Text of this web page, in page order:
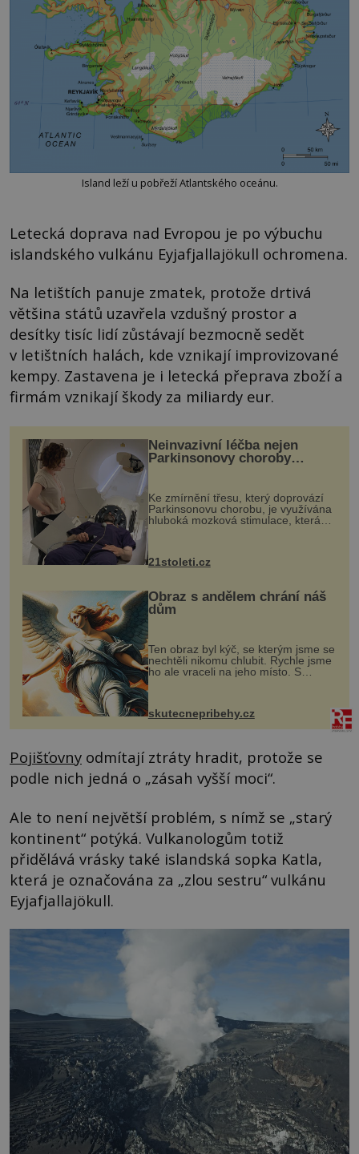
Island leží u pobřeží Atlantského oceánu.
Letecká doprava nad Evropou je po výbuchu
islandského vulkánu Eyjafjallajökull ochromena.
Na letištích panuje zmatek, protože drtivá
většina států uzavřela vzdušný prostor a
desítky tisíc lidí zůstávají bezmocně sedět
v letištních halách, kde vznikají improvizované
kempy. Zastavena je i letecká přeprava zboží a
firmám vznikají škody za miliardy eur.
Neinvazivní léčba nejen
Parkinsonovy choroby
Ke zmírnění třesu, který doprovází
Parkinsonovu chorobu, je využívána
hluboká mozková stimulace, která
však vyžaduje vysoce invazivní
zákrok. Ultrazvuk zase není vhodný
k dostatečně přesnému zacílení ...
21stoleti.cz
Obraz s andělem chrání náš
dům
Ten obraz byl kýč, se kterým jsme se
nechtěli nikomu chlubit. Rychle jsme
ho ale vraceli na jeho místo. S
manželem Vaškem jsme si pořídili
chaloupku, takový domek na severu
Čech, kde jsme si naplánova...
skutecnepribehy.cz
Pojišťovny odmítají ztráty hradit, protože se
podle nich jedná o „zásah vyšší moci“.
Ale to není největší problém, s nímž se „starý
kontinent“ potýká. Vulkanologům totiž
přidělává vrásky také islandská sopka Katla,
která je označována za „zlou sestru“ vulkánu
Eyjafjallajökull.